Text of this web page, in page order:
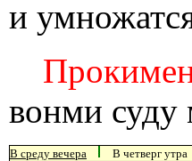
и
вонми суду
В среду вечера В четверг утра